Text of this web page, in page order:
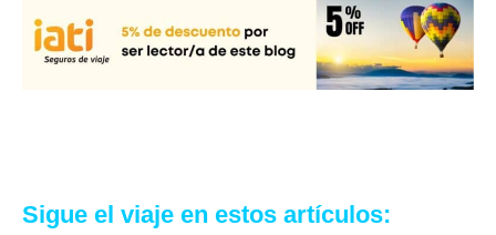
Sigue el viaje en estos artículos: